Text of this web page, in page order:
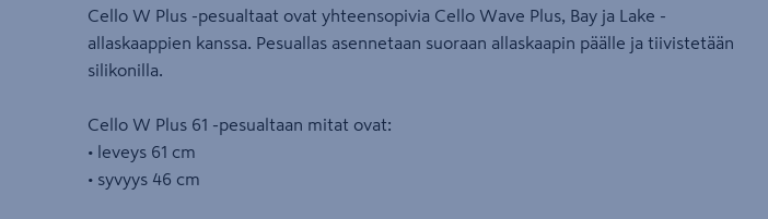
Cello W Plus -pesualtaat ovat yhteensopivia Cello Wave Plus, Bay ja Lake -
allaskaappien kanssa. Pesuallas asennetaan suoraan allaskaapin päälle ja tiivistetään
silikonilla.
Cello W Plus 61 -pesualtaan mitat ovat:
• leveys 61 cm
• syvyys 46 cm